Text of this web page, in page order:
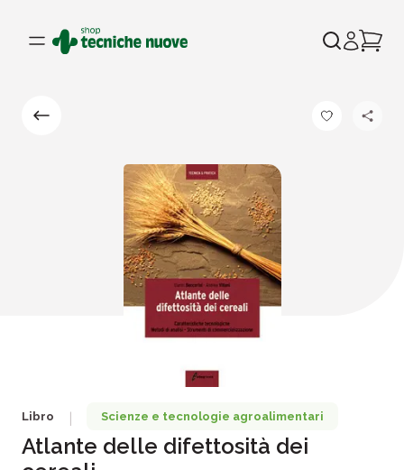
Libro Scienze e tecnologie agroalimentari
Atlante delle difettosità dei